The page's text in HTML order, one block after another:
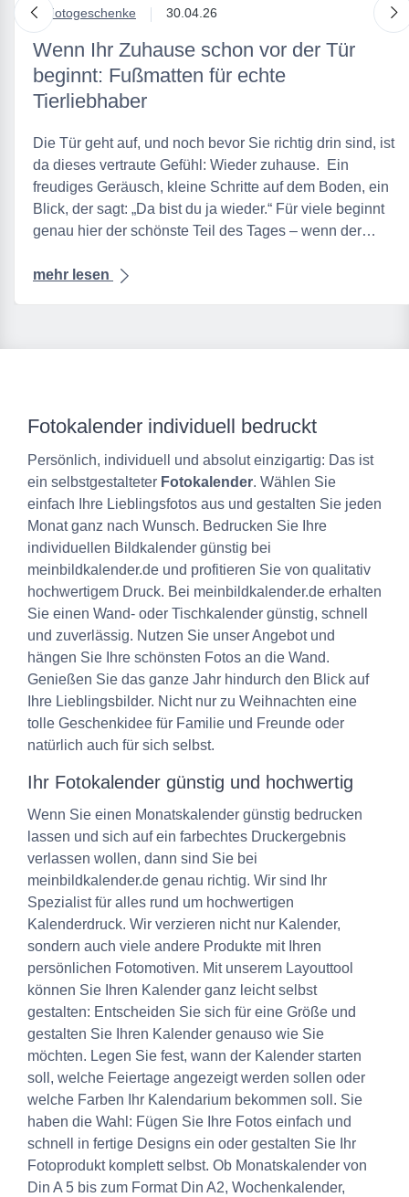
nach links
in Fotogeschenke 30.04.26
Wenn Ihr Zuhause schon vor der Tür
beginnt: Fußmatten für echte
Tierliebhaber
Die Tür geht auf, und noch bevor Sie richtig drin sind, ist
da dieses vertraute Gefühl: Wieder zuhause. Ein
freudiges Geräusch, kleine Schritte auf dem Boden, ein
Blick, der sagt: „Da bist du ja wieder.“ Für viele beginnt
genau hier der schönste Teil des Tages – wenn der…
mehr lesen
Fotokalender individuell bedruckt
Persönlich, individuell und absolut einzigartig: Das ist
ein selbstgestalteter Fotokalender. Wählen Sie
einfach Ihre Lieblingsfotos aus und gestalten Sie jeden
Monat ganz nach Wunsch. Bedrucken Sie Ihre
individuellen Bildkalender günstig bei
meinbildkalender.de und profitieren Sie von qualitativ
hochwertigem Druck. Bei meinbildkalender.de erhalten
Sie einen Wand- oder Tischkalender günstig, schnell
und zuverlässig. Nutzen Sie unser Angebot und
hängen Sie Ihre schönsten Fotos an die Wand.
Genießen Sie das ganze Jahr hindurch den Blick auf
Ihre Lieblingsbilder. Nicht nur zu Weihnachten eine
tolle Geschenkidee für Familie und Freunde oder
natürlich auch für sich selbst.
Ihr Fotokalender günstig und hochwertig
Wenn Sie einen Monatskalender günstig bedrucken
lassen und sich auf ein farbechtes Druckergebnis
verlassen wollen, dann sind Sie bei
meinbildkalender.de genau richtig. Wir sind Ihr
Spezialist für alles rund um hochwertigen
Kalenderdruck. Wir verzieren nicht nur Kalender,
sondern auch viele andere Produkte mit Ihren
persönlichen Fotomotiven. Mit unserem Layouttool
können Sie Ihren Kalender ganz leicht selbst
gestalten: Entscheiden Sie sich für eine Größe und
gestalten Sie Ihren Kalender genauso wie Sie
möchten. Legen Sie fest, wann der Kalender starten
soll, welche Feiertage angezeigt werden sollen oder
welche Farben Ihr Kalendarium bekommen soll. Sie
haben die Wahl: Fügen Sie Ihre Fotos einfach und
schnell in fertige Designs ein oder gestalten Sie Ihr
Fotoprodukt komplett selbst. Ob Monatskalender von
Din A 5 bis zum Format Din A2, Wochenkalender,